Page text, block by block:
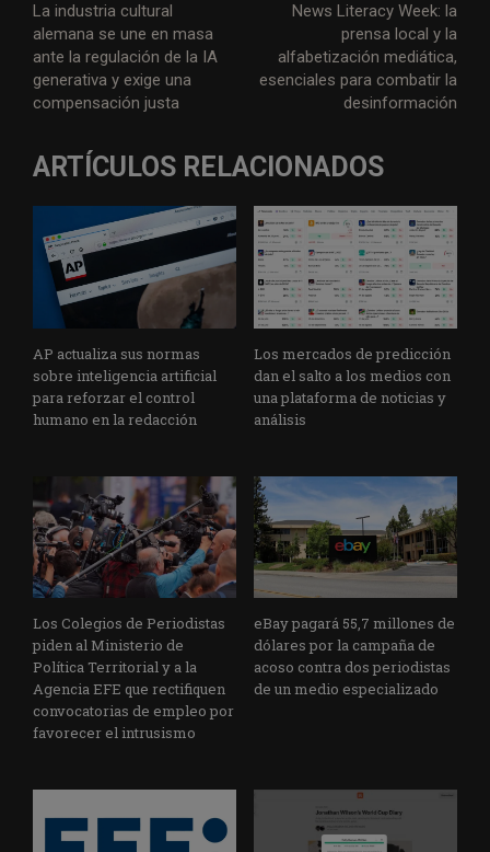
La industria cultural
alemana se une en masa
ante la regulación de la IA
generativa y exige una
compensación justa
News Literacy Week: la
prensa local y la
alfabetización mediática,
esenciales para combatir la
desinformación
ARTÍCULOS RELACIONADOS
AP actualiza sus normas
sobre inteligencia artificial
para reforzar el control
humano en la redacción
Los mercados de predicción
dan el salto a los medios con
una plataforma de noticias y
análisis
Los Colegios de Periodistas
piden al Ministerio de
Política Territorial y a la
Agencia EFE que rectifiquen
convocatorias de empleo por
favorecer el intrusismo
eBay pagará 55,7 millones de
dólares por la campaña de
acoso contra dos periodistas
de un medio especializado